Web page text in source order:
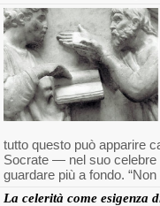
tutto questo può apparire
Socrate — nel suo
guardare più a fondo.
La celerità come esigenza